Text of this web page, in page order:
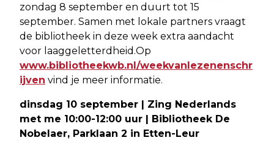
zondag 8 september en duurt tot 15
september. Samen met lokale partners vraagt
de bibliotheek in deze week extra aandacht
voor laaggeletterdheid.Op
www.bibliotheekwb.nl/weekvanlezenenschr
ijven vind je meer informatie.
dinsdag 10 september | Zing Nederlands
met me 10:00-12:00 uur | Bibliotheek De
Nobelaer, Parklaan 2 in Etten-Leur